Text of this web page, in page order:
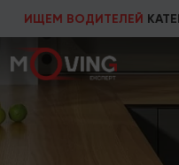
ИЩЕМ ВОДИТЕЛЕЙ